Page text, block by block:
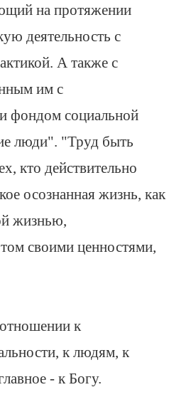
на протяжении
деятельность с
А также с
им с
фондом социальной
люди". "Труд быть
кто действительно
осознанная жизнь, как
жизнью,
своими ценностями,
к
к людям, к
- к Богу.